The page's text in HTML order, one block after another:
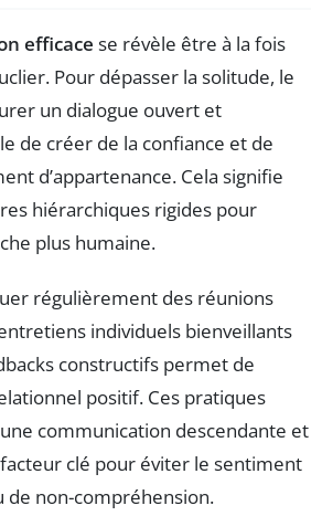
efficace se révèle être à la fois
Pour dépasser la solitude, le
un dialogue ouvert et
de créer de la confiance et de
d’appartenance. Cela signifie
hiérarchiques rigides pour
plus humaine.
régulièrement des réunions
individuels bienveillants
constructifs permet de
positif. Ces pratiques
communication descendante et
clé pour éviter le sentiment
de non-compréhension.